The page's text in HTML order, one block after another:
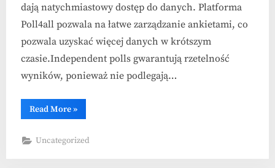
dają natychmiastowy dostęp do danych. Platforma
Poll4all pozwala na łatwe zarządzanie ankietami, co
pozwala uzyskać więcej danych w krótszym
czasie.Independent polls gwarantują rzetelność
wyników, ponieważ nie podlegają…
Read More“Niezależne
badania
»
Uncategorized